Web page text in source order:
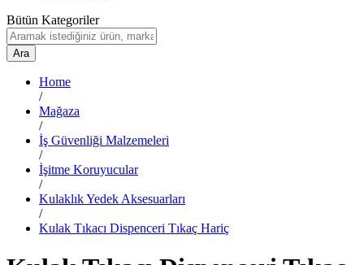
Bütün Kategoriler
Ara
Home
/
Mağaza
/
İş Güvenliği Malzemeleri
/
İşitme Koruyucular
/
Kulaklık Yedek Aksesuarları
/
Kulak Tıkacı Dispenceri Tıkaç Hariç